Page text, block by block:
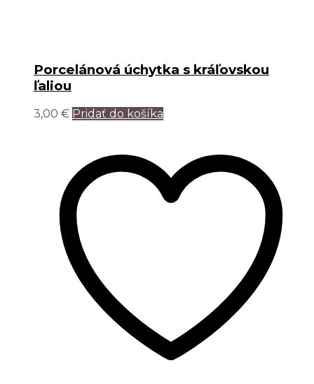
Porcelánová úchytka s kráľovskou
ľaliou
3,00 € Pridať do košíka